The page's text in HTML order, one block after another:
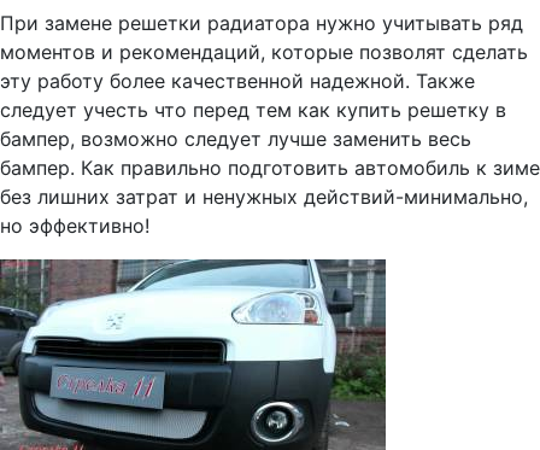
При замене решетки радиатора нужно учитывать ряд
моментов и рекомендаций, которые позволят сделать
эту работу более качественной надежной. Также
следует учесть что перед тем как купить решетку в
бампер, возможно следует лучше заменить весь
бампер. Как правильно подготовить автомобиль к зиме
без лишних затрат и ненужных действий-минимально,
но эффективно!